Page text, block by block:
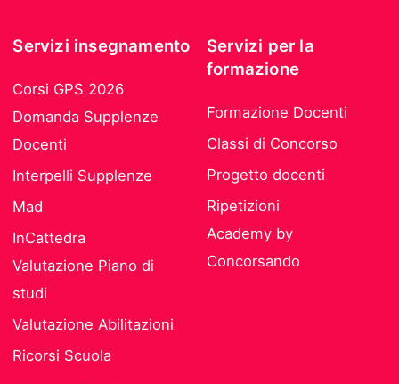
Servizi insegnamento
Corsi GPS 2026
Domanda Supplenze
Docenti
Interpelli Supplenze
Mad
InCattedra
Valutazione Piano di
studi
Valutazione Abilitazioni
Ricorsi Scuola
Servizi per la
formazione
Formazione Docenti
Classi di Concorso
Progetto docenti
Ripetizioni
Academy by
Concorsando